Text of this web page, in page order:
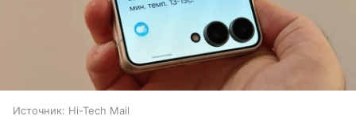
Источник: Hi-Tech Mail